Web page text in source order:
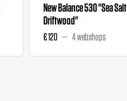
New Balance 530 "Sea Salt
Driftwood"
€ 120 4 webshops